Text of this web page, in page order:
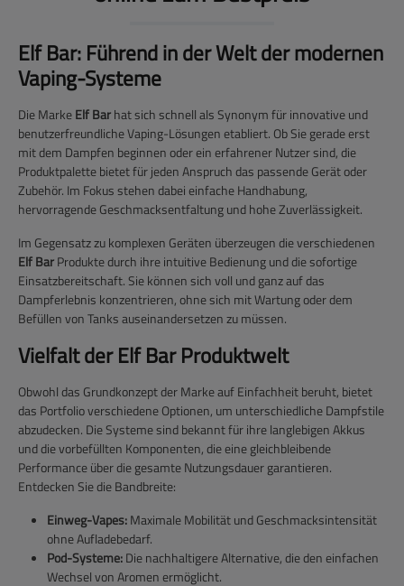
Elf Bar: Führend in der Welt der modernen
Vaping-Systeme
Die MarkeElf Barhat sich schnell als Synonym für innovative und
benutzerfreundliche Vaping-Lösungen etabliert. Ob Sie gerade erst
mit dem Dampfen beginnen oder ein erfahrener Nutzer sind, die
Produktpalette bietet für jeden Anspruch das passende Gerät oder
Zubehör. Im Fokus stehen dabei einfache Handhabung,
hervorragende Geschmacksentfaltung und hohe Zuverlässigkeit.
Im Gegensatz zu komplexen Geräten überzeugen die verschiedenen
Elf BarProdukte durch ihre intuitive Bedienung und die sofortige
Einsatzbereitschaft. Sie können sich voll und ganz auf das
Dampferlebnis konzentrieren, ohne sich mit Wartung oder dem
Befüllen von Tanks auseinandersetzen zu müssen.
Vielfalt der Elf Bar Produktwelt
Obwohl das Grundkonzept der Marke auf Einfachheit beruht, bietet
das Portfolio verschiedene Optionen, um unterschiedliche Dampfstile
abzudecken. Die Systeme sind bekannt für ihre langlebigen Akkus
und die vorbefüllten Komponenten, die eine gleichbleibende
Performance über die gesamte Nutzungsdauer garantieren.
Entdecken Sie die Bandbreite:
Einweg-Vapes:Maximale Mobilität und Geschmacksintensität
ohne Aufladebedarf.
Pod-Systeme:Die nachhaltigere Alternative, die den einfachen
Wechsel von Aromen ermöglicht.